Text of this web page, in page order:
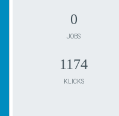
0
JOBS
1174
KLICKS